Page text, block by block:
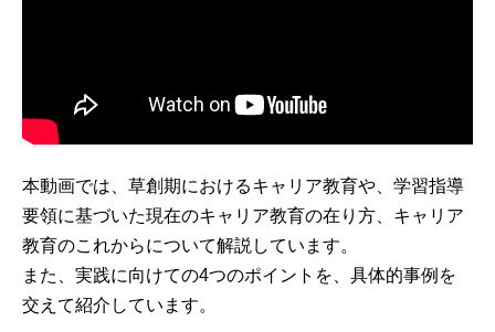
本動画では、草創期におけるキャリア教育や、学習指導
要領に基づいた現在のキャリア教育の在り方、キャリア
教育のこれからについて解説しています。
また、実践に向けての4つのポイントを、具体的事例を
交えて紹介しています。